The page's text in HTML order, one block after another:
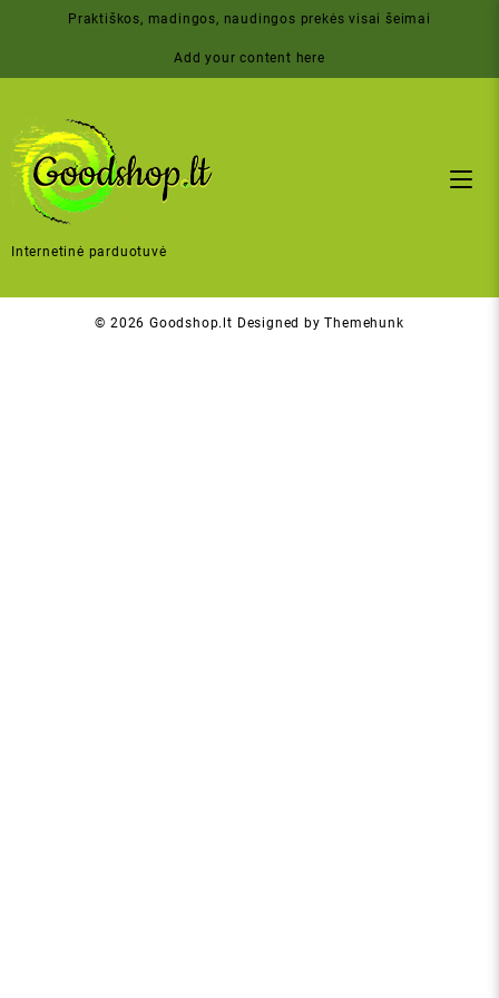
Praktiškos, madingos, naudingos prekės visai šeimai
Add your content here
Internetinė parduotuvė
© 2026Goodshop.lt Designed by Themehunk